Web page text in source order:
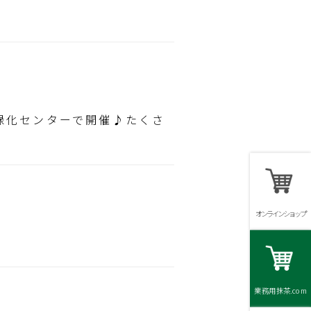
オンラインショップ
業務用抹茶.com
センターで開催♪たくさ